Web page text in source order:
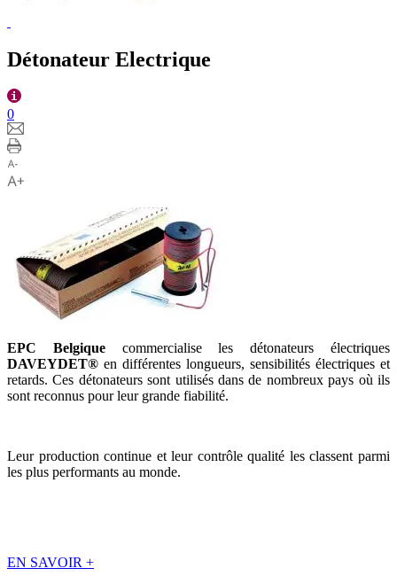
Détonateur Electrique
0
EPC Belgiquecommercialise les détonateurs électriques
DAVEYDET® en différentes longueurs, sensibilités électriques et
retards. Ces détonateurs sont utilisés dans de nombreux pays où ils
sont reconnus pour leur grande fiabilité.
Leur production continue et leur contrôle qualité les classent parmi
les plus performants au monde.
EN SAVOIR +